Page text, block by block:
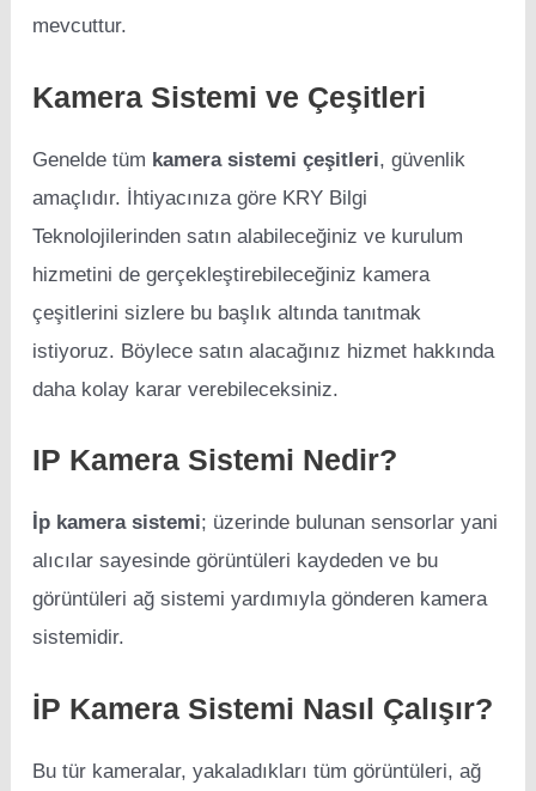
mevcuttur.
Kamera Sistemi ve Çeşitleri
Genelde tüm kamera sistemi çeşitleri, güvenlik
amaçlıdır. İhtiyacınıza göre KRY Bilgi
Teknolojilerinden satın alabileceğiniz ve kurulum
hizmetini de gerçekleştirebileceğiniz kamera
çeşitlerini sizlere bu başlık altında tanıtmak
istiyoruz. Böylece satın alacağınız hizmet hakkında
daha kolay karar verebileceksiniz.
IP Kamera Sistemi Nedir?
İp kamera sistemi; üzerinde bulunan sensorlar yani
alıcılar sayesinde görüntüleri kaydeden ve bu
görüntüleri ağ sistemi yardımıyla gönderen kamera
sistemidir.
İP Kamera Sistemi Nasıl Çalışır?
Bu tür kameralar, yakaladıkları tüm görüntüleri, ağ